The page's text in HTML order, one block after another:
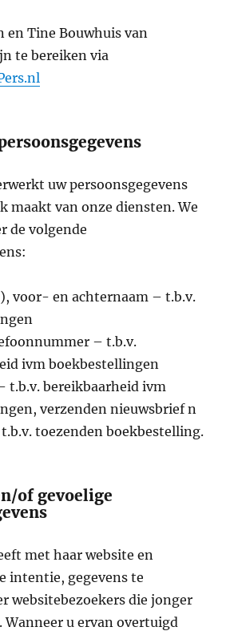
en Tine Bouwhuis van
te bereiken via
uw persoonsgegevens
maakt van onze diensten. We
de volgende
voor- en achternaam – t.b.v.
– t.b.v.
ivm boekbestellingen
t.b.v. bereikbaarheid ivm
verzenden nieuwsbrief n
toezenden boekbestelling.
of gevoelige
met haar website en
intentie, gegevens te
websitebezoekers die jonger
Wanneer u ervan overtuigd